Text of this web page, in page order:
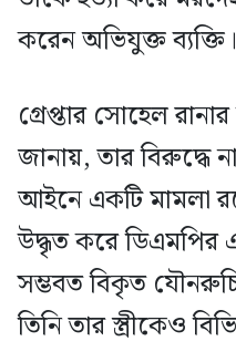
করেন অভিযুক্ত
গ্রেপ্তার সোহেল
জানায়, তার বিরুদ্ধে
আইনে একটি মামলা
উদ্ধৃত করে ডিএমপির
সম্ভবত বিকৃত
তিনি তার স্ত্রীকেও